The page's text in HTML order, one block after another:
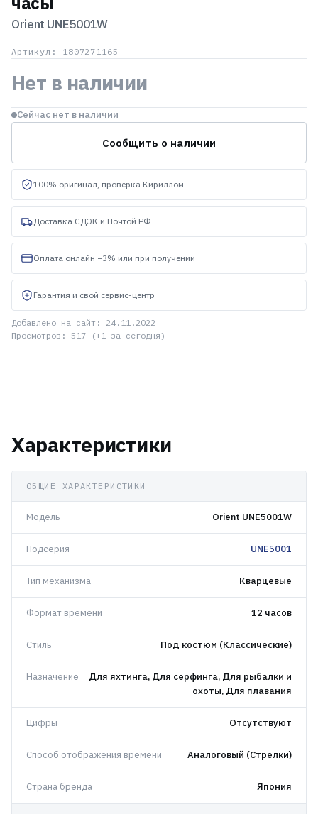
Orient UNE5001W
Артикул: 1807271165
Нет в наличии
Сейчас нет в наличии
Сообщить о наличии
100% оригинал, проверка Кириллом
Доставка СДЭК и Почтой РФ
Оплата онлайн −3% или при получении
Гарантия и свой сервис-центр
Добавлено на сайт: 24.11.2022
Просмотров: 517 (+1 за сегодня)
Характеристики
ОБЩИЕ ХАРАКТЕРИСТИКИ
Модель Orient UNE5001W
Подсерия UNE5001
Тип механизма Кварцевые
Формат времени 12 часов
Стиль Под костюм (Классические)
Назначение
Для яхтинга, Для серфинга, Для рыбалки и
охоты, Для плавания
Цифры Отсутствуют
Способ отображения времени Аналоговый (Стрелки)
Страна бренда Япония